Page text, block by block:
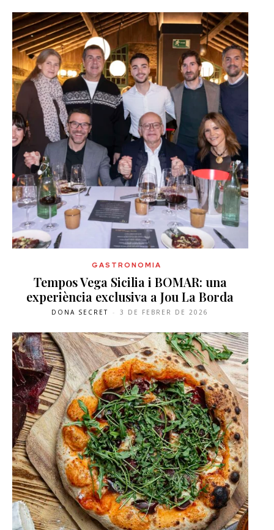
GASTRONOMIA
Tempos Vega Sicilia i BOMAR: una
experiència exclusiva a Jou La Borda
DONA SECRET - 3 DE FEBRER DE 2026